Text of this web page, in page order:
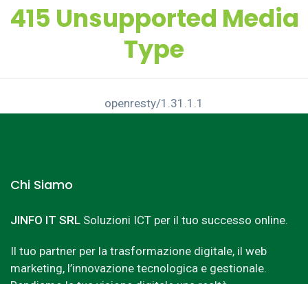
415 Unsupported Media
Type
openresty/1.31.1.1
Chi Siamo
JINFO IT SRL Soluzioni ICT per il tuo successo online.
Il tuo partner per la trasformazione digitale, il web
marketing, l’innovazione tecnologica e gestionale.